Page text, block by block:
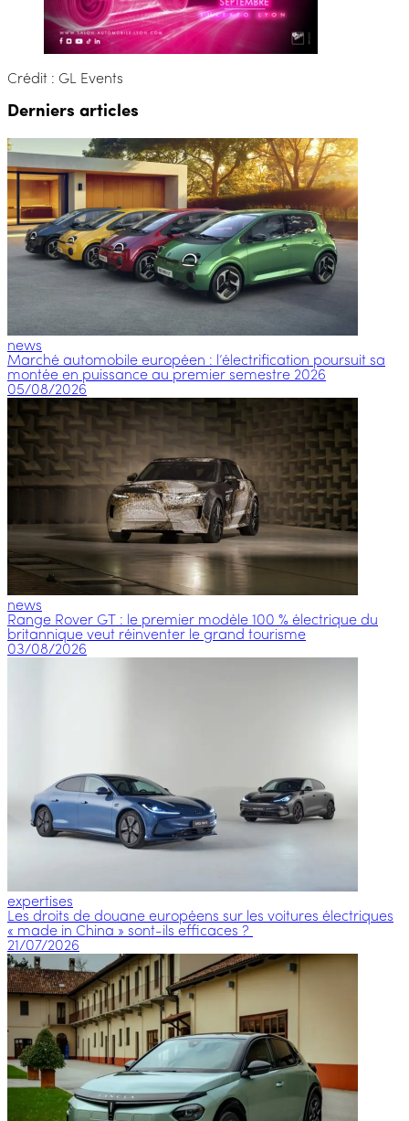
Crédit : GL Events
Derniers articles
news
Marché automobile européen : l’électrification poursuit sa
montée en puissance au premier semestre 2026
05/08/2026
news
Range Rover GT : le premier modèle 100 % électrique du
britannique veut réinventer le grand tourisme
03/08/2026
expertises
Les droits de douane européens sur les voitures électriques
« made in China » sont-ils efficaces ?
21/07/2026